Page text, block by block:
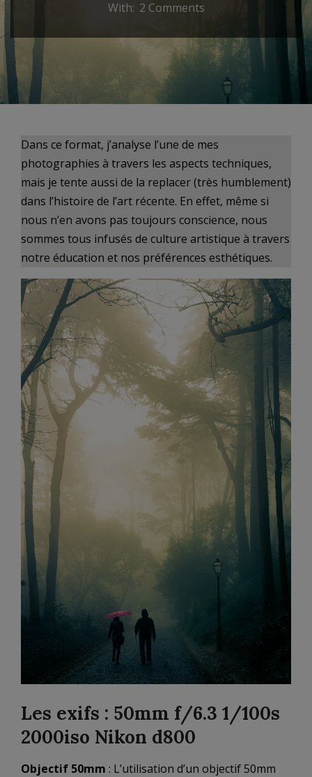
With: 2 Comments
Dans ce format, j’analyse l’une de mes
photographies à travers les aspects techniques,
mais je tente aussi de la replacer (très humblement)
dans l’histoire de l’art récente. En effet, même si
nous n’en avons pas toujours conscience, nous
sommes tous infusés de culture artistique à travers
notre éducation et nos préférences esthétiques.
Les exifs : 50mm f/6.3 1/100s
2000iso Nikon d800
Objectif 50mm : L’utilisation d’un objectif 50mm